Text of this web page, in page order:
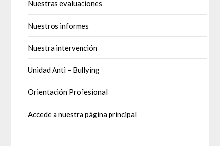
Nuestras evaluaciones
Nuestros informes
Nuestra intervención
Unidad Anti – Bullying
Orientación Profesional
Accede a nuestra página principal